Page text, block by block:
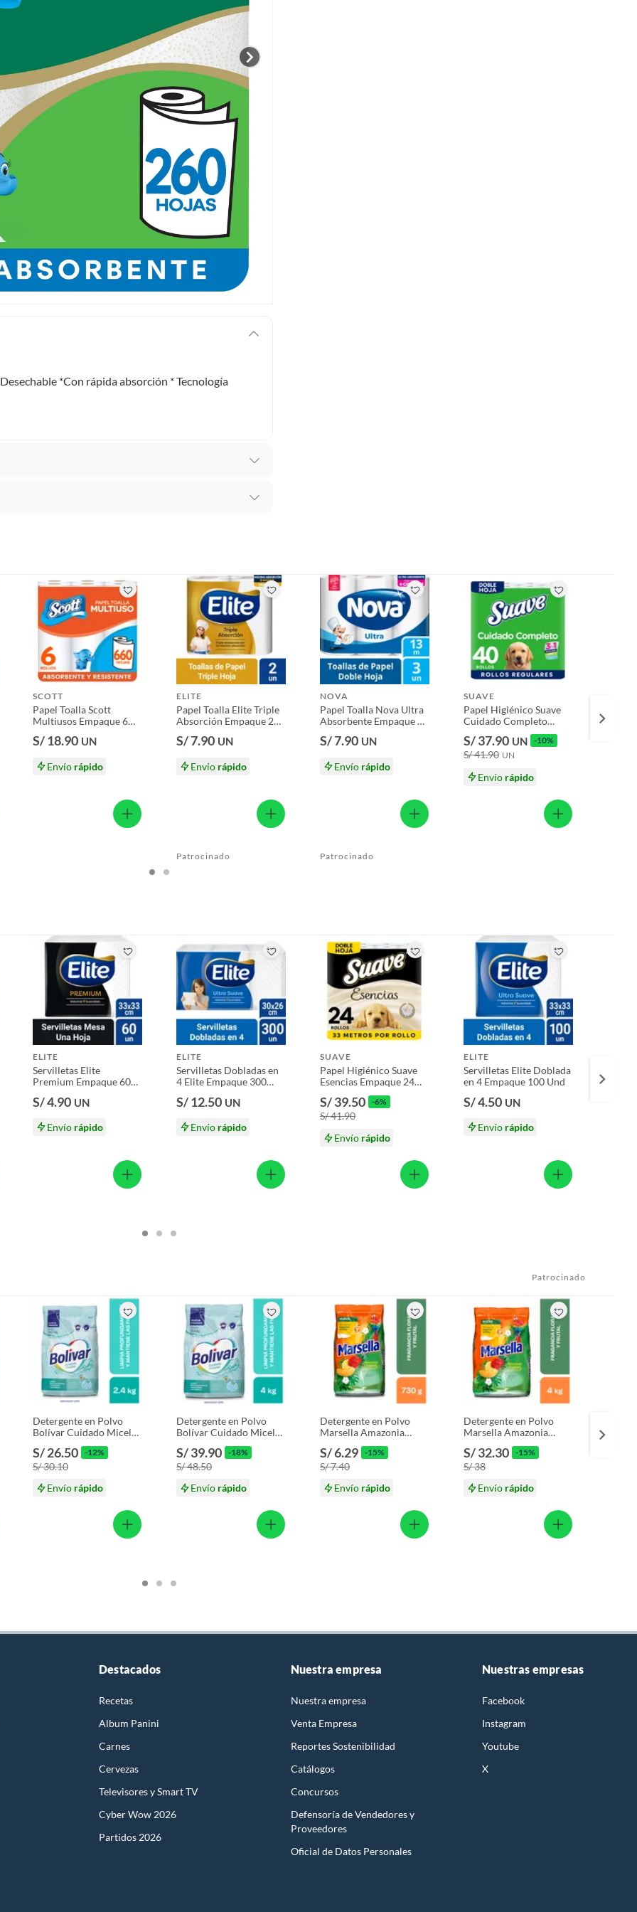
*Con rápida absorción * Tecnología
4 Und
tienen:
productos para asfalto, hormigón, albañilería.
productos para asfalto.
tecnología, línea blanca, colchones, muebles, bicicletas y
alimenticios, vitaminas.
SCOTT
Papel Toalla Scott
Multiusos Empaque 6
S/ 18.90 UN
Envío rápido
ELITE
Papel Toalla Elite Triple
Absorción Empaque 2
S/ 7.90 UN
Envío rápido
Patrocinado
NOVA
Papel Toalla Nova Ultra
Absorbente Empaque 3
S/ 7.90 UN
Envío rápido
Patrocinado
SUAVE
Papel Higiénico Suave
Cuidado Completo
Doble Hoja Empaque 40
Und
S/ 37.90 UN -10%
S/ 41.90 UN
Envío rápido
ELITE
Servilletas Elite
Premium Empaque 60
S/ 4.90 UN
Envío rápido
ELITE
Servilletas Dobladas en
4 Elite Empaque 300
S/ 12.50 UN
Envío rápido
SUAVE
Papel Higiénico Suave
Esencias Empaque 24
S/ 39.50 -6%
S/ 41.90
Envío rápido
ELITE
Servilletas Elite Doblada
en 4 Empaque 100 Und
S/ 4.50 UN
Envío rápido
Patrocinado
Detergente en Polvo
Bolívar Cuidado Micelar
Bolsa 2.4 Kg
S/ 26.50 -12%
S/ 30.10
Envío rápido
Detergente en Polvo
Bolívar Cuidado Micelar
S/ 39.90 -18%
S/ 48.50
Envío rápido
Detergente en Polvo
Marsella Amazonia
Tropical Bolsa 730 g
S/ 6.29 -15%
S/ 7.40
Envío rápido
Detergente en Polvo
Marsella Amazonia
Tropical Bolsa 4 Kg
S/ 32.30 -15%
S/ 38
Envío rápido
Destacados
Recetas
Album Panini
Carnes
Cervezas
Televisores y Smart TV
Cyber Wow 2026
Partidos 2026
Nuestra empresa
Nuestra empresa
Venta Empresa
Reportes Sostenibilidad
Catálogos
Concursos
Defensoría de Vendedores y
Proveedores
Oficial de Datos Personales
Nuestras empresas
Facebook
Instagram
Youtube
X